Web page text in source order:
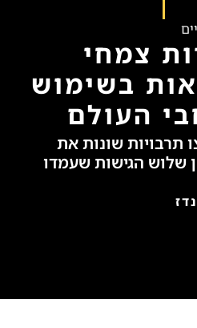
צמחי
בשימוש
העולם
תרבויות שונות את
שלוש הגישות שעמדו